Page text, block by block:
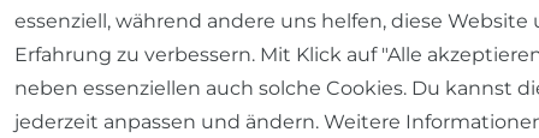
essenziell, während andere uns helfen, diese Website
Erfahrung zu verbessern. Mit Klick auf "Alle
neben essenziellen auch solche Cookies. Du kannst
jederzeit anpassen und ändern. Weitere